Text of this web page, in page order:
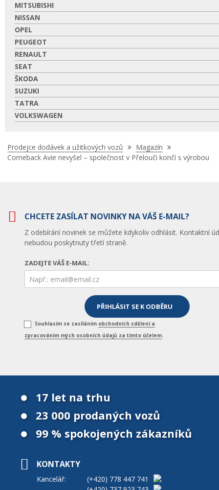
MITSUBISHI
NISSAN
OPEL
PEUGEOT
RENAULT
SEAT
ŠKODA
SUZUKI
TATRA
VOLKSWAGEN
Nacházíte
se
Prodejce dodávek a užitkových vozů
Magazín
Comeback Avie nevyšel – společnost v Přelouči končí s výrobou
CHCETE ZASÍLAT NOVINKY NA VÁŠ E-MAIL?
Z odebírání novinek se můžete kdykoliv odhlásit. Kontaktní
nebudou poskytnuty třetí straně.
ZADEJTE VÁŠ E-MAIL:
Souhlasím se zasíláním obchodních sdělení a
zpracováním mých osobních údajů za tímto účelem.
17 let na trhu
23 000 prodaných vozů
99 % spokojených zákazníků
KONTAKTY
Kancelář: (+420) 778 447 741